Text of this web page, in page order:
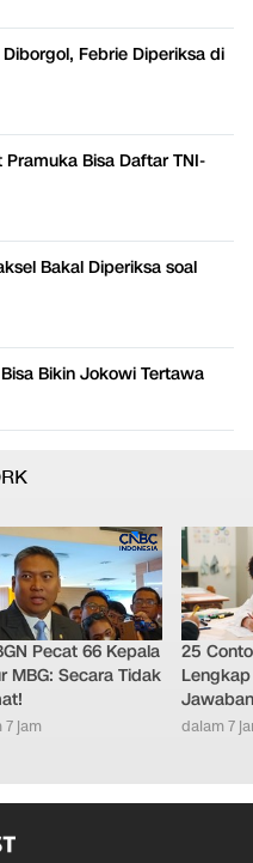
Febrie Diperiksa di
Bisa Daftar TNI-
Bakal Diperiksa soal
Bikin Jokowi Tertawa
Pecat 66 Kepala
MBG: Secara Tidak
7 jam
25
dalam 7